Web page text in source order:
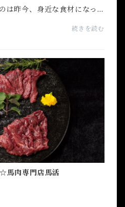
は昨今、身近な食材になっ
はいつから食べられていた
続きを読む
馬肉専門店馬活